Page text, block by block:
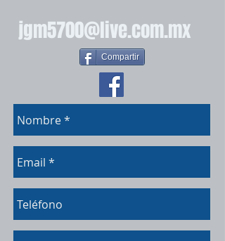
jgm5700@live.com.mx
Compartir